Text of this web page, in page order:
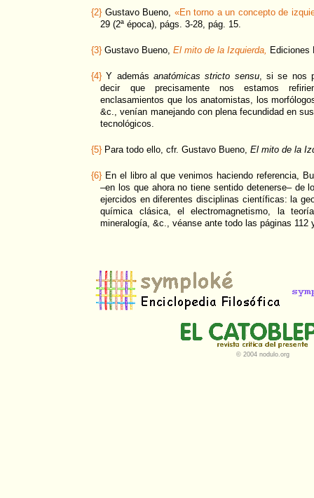
{2} Gustavo Bueno, «En torno a un concepto de
29 (2ª época), págs. 3-28, pág. 15.
{3} Gustavo Bueno, El mito de la Izquierda, Ediciones
{4} Y además anatómicas stricto sensu, si se nos
decir que precisamente nos estamos
enclasamientos que los anatomistas, los
&c., venían manejando con plena fecundidad en
tecnológicos.
{5} Para todo ello, cfr. Gustavo Bueno, El mito de la
{6} En el libro al que venimos haciendo referencia,
–en los que ahora no tiene sentido detenerse– de
ejercidos en diferentes disciplinas científicas: la
química clásica, el electromagnetismo, la
mineralogía, &c., véanse ante todo las páginas 112
© 2004 nodulo.org